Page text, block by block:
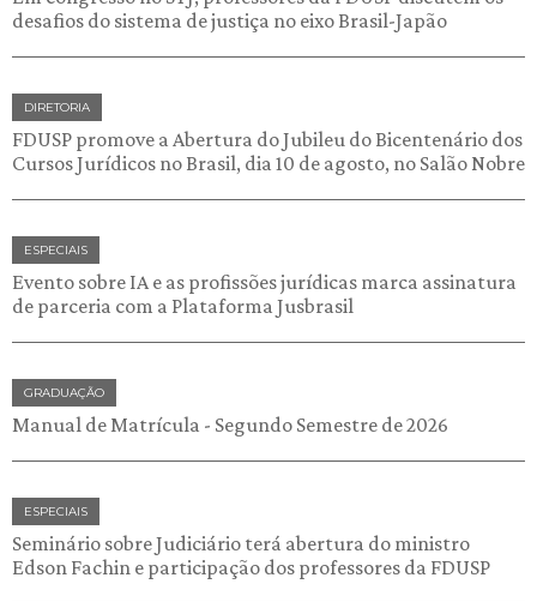
desafios do sistema de justiça no eixo Brasil-Japão
DIRETORIA
FDUSP promove a Abertura do Jubileu do Bicentenário dos
Cursos Jurídicos no Brasil, dia 10 de agosto, no Salão Nobre
ESPECIAIS
Evento sobre IA e as profissões jurídicas marca assinatura
de parceria com a Plataforma Jusbrasil
GRADUAÇÃO
Manual de Matrícula - Segundo Semestre de 2026
ESPECIAIS
Seminário sobre Judiciário terá abertura do ministro
Edson Fachin e participação dos professores da FDUSP